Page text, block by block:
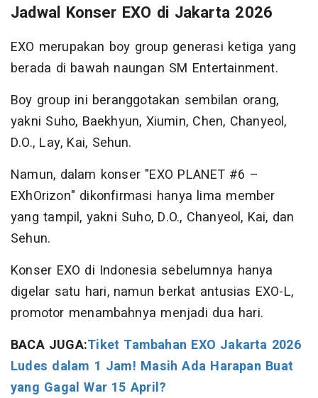
Jadwal Konser EXO di Jakarta 2026
EXO merupakan boy group generasi ketiga yang
berada di bawah naungan SM Entertainment.
Boy group ini beranggotakan sembilan orang,
yakni Suho, Baekhyun, Xiumin, Chen, Chanyeol,
D.O., Lay, Kai, Sehun.
Namun, dalam konser "EXO PLANET #6 –
EXhOrizon" dikonfirmasi hanya lima member
yang tampil, yakni Suho, D.O., Chanyeol, Kai, dan
Sehun.
Konser EXO di Indonesia sebelumnya hanya
digelar satu hari, namun berkat antusias EXO-L,
promotor menambahnya menjadi dua hari.
BACA JUGA:Tiket Tambahan EXO Jakarta 2026
Ludes dalam 1 Jam! Masih Ada Harapan Buat
yang Gagal War 15 April?